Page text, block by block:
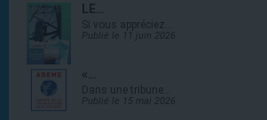
LE…
Si vous appréciez…
Publié le 11 juin 2026
«…
Dans une tribune…
Publié le 15 mai 2026